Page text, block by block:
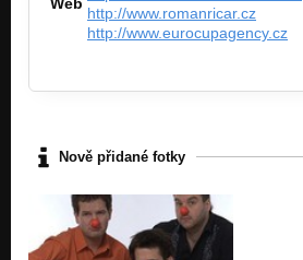
http://www.romanricar.cz
http://www.eurocupagency.cz
Nově přidané fotky